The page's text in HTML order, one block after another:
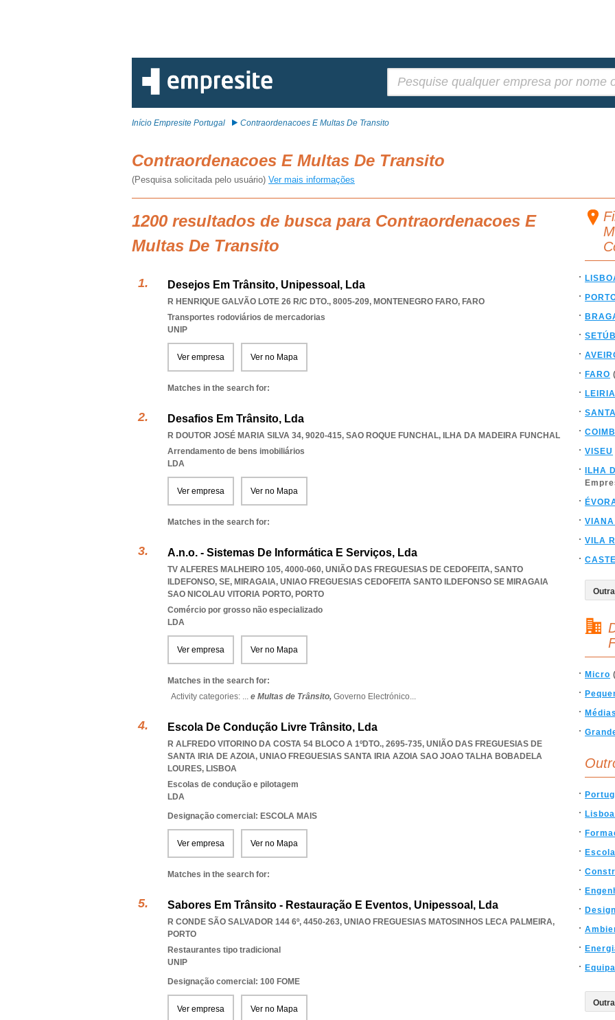
Início Empresite Portugal Contraordenacoes E Multas De Transito
Contraordenacoes E Multas De Transito
(Pesquisa solicitada pelo usuário) Ver mais informações
1200 resultados de busca para Contraordenacoes E
Multas De Transito
Desejos Em Trânsito, Unipessoal, Lda
R HENRIQUE GALVÃO LOTE 26 R/C DTO., 8005-209, MONTENEGRO FARO, FARO
Transportes rodoviários de mercadorias
UNIP
Ver empresa Ver no Mapa
Matches in the search for:
Desafios Em Trânsito, Lda
R DOUTOR JOSÉ MARIA SILVA 34, 9020-415, SAO ROQUE FUNCHAL, ILHA DA MADEIRA FUNCHAL
Arrendamento de bens imobiliários
LDA
Ver empresa Ver no Mapa
Matches in the search for:
A.n.o. - Sistemas De Informática E Serviços, Lda
TV ALFERES MALHEIRO 105, 4000-060, UNIÃO DAS FREGUESIAS DE CEDOFEITA, SANTO
ILDEFONSO, SE, MIRAGAIA, UNIAO FREGUESIAS CEDOFEITA SANTO ILDEFONSO SE MIRAGAIA
SAO NICOLAU VITORIA PORTO, PORTO
Comércio por grosso não especializado
LDA
Ver empresa Ver no Mapa
Matches in the search for:
Activity categories: ... e Multas de Trânsito, Governo Electrónico...
Escola De Condução Livre Trânsito, Lda
R ALFREDO VITORINO DA COSTA 54 BLOCO A 1ºDTO., 2695-735, UNIÃO DAS FREGUESIAS DE
SANTA IRIA DE AZOIA, UNIAO FREGUESIAS SANTA IRIA AZOIA SAO JOAO TALHA BOBADELA
LOURES, LISBOA
Escolas de condução e pilotagem
LDA
Designação comercial: ESCOLA MAIS
Ver empresa Ver no Mapa
Matches in the search for:
Sabores Em Trânsito - Restauração E Eventos, Unipessoal, Lda
R CONDE SÃO SALVADOR 144 6º, 4450-263, UNIAO FREGUESIAS MATOSINHOS LECA PALMEIRA,
PORTO
Restaurantes tipo tradicional
UNIP
Designação comercial: 100 FOME
Ver empresa Ver no Mapa
FARO
LEIRIA
VISEU
ILHA
VILA
Micro
Médias
Lisboa
Escola
Design